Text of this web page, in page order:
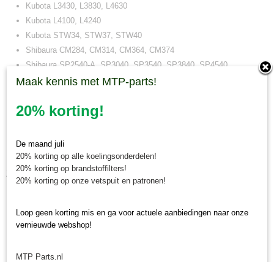
Kubota L3430, L3830, L4630
Kubota L4100, L4240
Kubota STW34, STW37, STW40
Shibaura CM284, CM314, CM364, CM374
Shibaura SP2540-A, SP3040, SP3540, SP3840, SP4540
Shibaura SR525
Shibaura ST329, ST330, ST333
CK2510, CK2510H, CK2610, CK2610H, CK3510, CK3510H,
CK4010, CK4010H,DS3510
Zie voor complete onderhoudssets:
Onderhoudsset Shibaura ST318/321/324HST
Onderhoudsset Shibaura ST329/330/333
Maak kennis met MTP-parts!
20% korting!
De maand juli
20% korting op alle koelingsonderdelen!
20% korting op brandstoffilters!
20% korting op onze vetspuit en patronen!
Loop geen korting mis en ga voor actuele aanbiedingen naar onze
vernieuwde webshop!
MTP Parts.nl